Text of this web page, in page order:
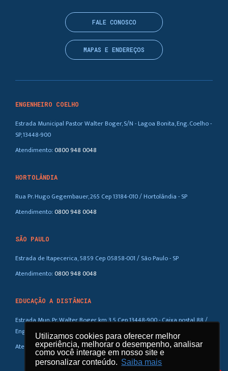
Utilizamos cookies para oferecer melhor
experiência, melhorar o desempenho, analisar
como você interage em nosso site e
personalizar conteúdo. Saiba mais
Utilizamos cookies para oferecer melhor
experiência, melhorar o desempenho, analisar
como você interage em nosso site e
personalizar conteúdo. Saiba mais
ENGENHEIRO COELHO
Estrada Municipal Pastor Walter Boger, S/N - Lagoa Bonita, Eng. Coelho -
SP, 13448-900
Atendimento:0800 948 0048
HORTOLÂNDIA
Rua Pr. Hugo Gegembauer, 265 Cep 13184-010 / Hortolândia - SP
Atendimento:0800 948 0048
SÃO PAULO
Estrada de Itapecerica, 5859 Cep 05858-001 / São Paulo - SP
Atendimento:0800 948 0048
EDUCAÇÃO A DISTÂNCIA
Estrada Mun. Pr. Walter Boger, km 3,5 Cep 13448-900 - Caixa postal 88 /
Eng. Coelho – SP
Atendimento:0800 948 0048
FALE CONOSCO
MAPAS E ENDEREÇOS